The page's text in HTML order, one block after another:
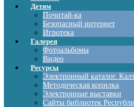
Детям
Почитай-ка
Безопасный интернет
Игротека
Галерея
Фотоальбомы
Видео
Ресурсы
Электронный каталог.
Методическая копилка
Электронные выставки
Сайты библиотек